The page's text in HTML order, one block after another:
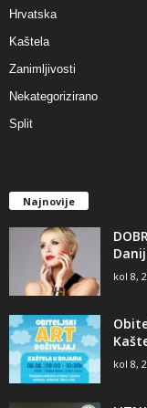
Hrvatska
Kaštela
Zanimljivosti
Nekategorizirano
Split
Najnovije
kol 8,
kol 8,